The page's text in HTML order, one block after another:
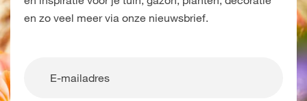
en zo veel meer via onze nieuwsbrief.